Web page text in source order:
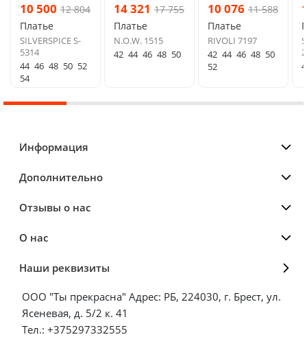
10 500 12 804
Платье
SILVERSPICE S-
5314
44 46 48 50 52
54
14 321 17 755
Платье
N.O.W. 1515
42 44 46 48 50
10 076 11 588
Платье
RIVOLI 7197
42 44 46 48 50
52
Информация
Дополнительно
Отзывы о нас
О нас
Наши реквизиты
ООО "Ты прекрасна" Адрес: РБ, 224030, г. Брест, ул.
Ясеневая, д. 5/2 к. 41
Тел.: +375297332555